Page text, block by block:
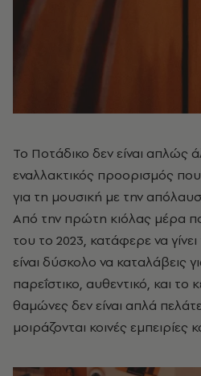
Το Ποτάδικο δεν είναι απλώς
εναλλακτικός προορισμός
για τη μουσική με την
Από την πρώτη κιόλας μέρα
του το 2023, κατάφερε να
είναι δύσκολο να καταλάβεις
παρεΐστικο, αυθεντικό, και το
θαμώνες δεν είναι απλά
μοιράζονται κοινές εμπειρίες